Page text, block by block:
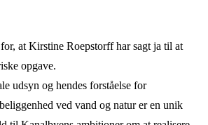
at Kirstine Roepstorff har sagt ja til at
opgave.
udsyn og hendes forståelse for
ved vand og natur er en unik